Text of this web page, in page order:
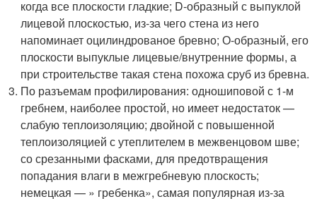
когда все плоскости гладкие; D-образный с выпуклой
лицевой плоскостью, из-за чего стена из него
напоминает оцилиндрованое бревно; О-образный, его
плоскости выпуклые лицевые/внутренние формы, а
при строительстве такая стена похожа сруб из бревна.
По разъемам профилирования: одношиповой с 1-м
гребнем, наиболее простой, но имеет недостаток —
слабую теплоизоляцию; двойной с повышенной
теплоизоляцией с утеплителем в межвенцовом шве;
со срезанными фасками, для предотвращения
попадания влаги в межгребневую плоскость;
немецкая — » гребенка», самая популярная из-за